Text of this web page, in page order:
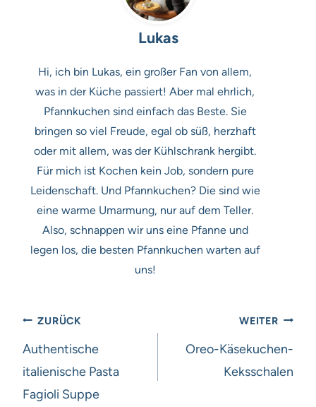
Lukas
Hi, ich bin Lukas, ein großer Fan von allem,
was in der Küche passiert! Aber mal ehrlich,
Pfannkuchen sind einfach das Beste. Sie
bringen so viel Freude, egal ob süß, herzhaft
oder mit allem, was der Kühlschrank hergibt.
Für mich ist Kochen kein Job, sondern pure
Leidenschaft. Und Pfannkuchen? Die sind wie
eine warme Umarmung, nur auf dem Teller.
Also, schnappen wir uns eine Pfanne und
legen los, die besten Pfannkuchen warten auf
uns!
Beitragsnavigation
ZURÜCK
Authentische
italienische Pasta
Fagioli Suppe
WEITER
Oreo-Käsekuchen-
Keksschalen